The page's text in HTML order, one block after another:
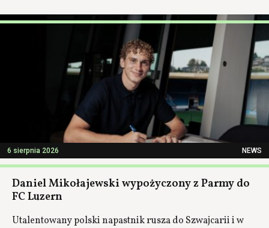
6 sierpnia 2026 NEWS
Daniel Mikołajewski wypożyczony z Parmy do
FC Luzern
Utalentowany polski napastnik rusza do Szwajcarii i w